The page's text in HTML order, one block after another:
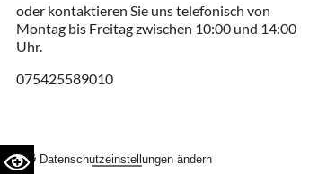
oder kontaktieren Sie uns telefonisch von
Montag bis Freitag zwischen 10:00 und 14:00
Uhr.
075425589010
Datenschutzeinstellungen ändern